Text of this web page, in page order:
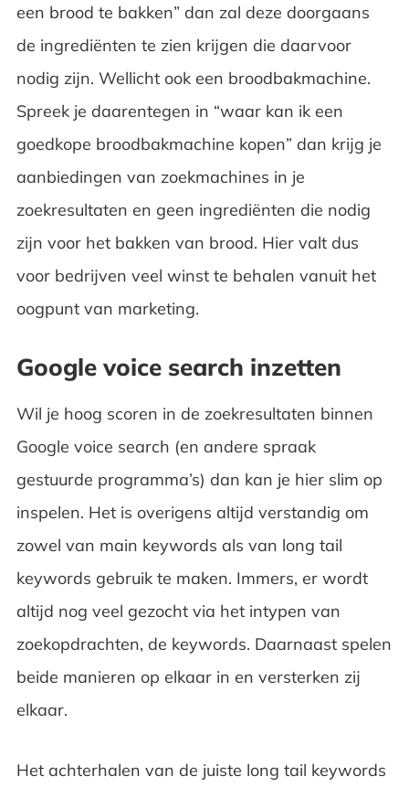
een brood te bakken” dan zal deze doorgaans
de ingrediënten te zien krijgen die daarvoor
nodig zijn. Wellicht ook een broodbakmachine.
Spreek je daarentegen in “waar kan ik een
goedkope broodbakmachine kopen” dan krijg je
aanbiedingen van zoekmachines in je
zoekresultaten en geen ingrediënten die nodig
zijn voor het bakken van brood. Hier valt dus
voor bedrijven veel winst te behalen vanuit het
oogpunt van marketing.
Google voice search inzetten
Wil je hoog scoren in de zoekresultaten binnen
Google voice search (en andere spraak
gestuurde programma’s) dan kan je hier slim op
inspelen. Het is overigens altijd verstandig om
zowel van main keywords als van long tail
keywords gebruik te maken. Immers, er wordt
altijd nog veel gezocht via het intypen van
zoekopdrachten, de keywords. Daarnaast spelen
beide manieren op elkaar in en versterken zij
elkaar.
Het achterhalen van de juiste long tail keywords